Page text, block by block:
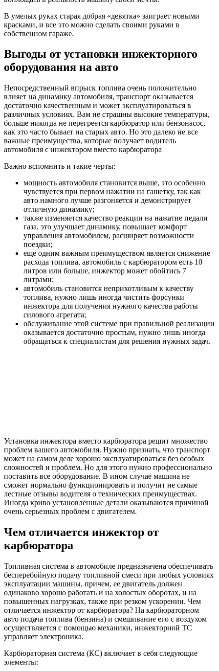
В умелых руках старая добрая «девятка» заиграет новыми
красками, и все это можно сделать своими руками в
собственном гараже.
Выгоды от установки инжекторного
оборудования на авто
Непосредственный впрыск топлива очень положительно
влияет на динамику автомобиля, транспорт оказывается
достаточно качественным и может эксплуатироваться в
различных условиях. Вам не страшны высокие температуры,
больше никогда не перегреется карбюратор или бензонасос,
как это часто бывает на старых авто. Но это далеко не все
важные преимущества, которые получает водитель
автомобиля с инжектором вместо карбюратора
Важно вспомнить и такие черты:
мощность автомобиля становится выше, это особенно
чувствуется при первом нажатии на гашетку, так как
авто намного лучше разгоняется и демонстрирует
отличную динамику;
также изменяется качество реакции на нажатие педали
газа, это улучшает динамику, повышает комфорт
управления автомобилем, расширяет возможности
поездки;
еще одним важным преимуществом является снижение
расхода топлива, автомобиль с карбюратором есть 10
литров или больше, инжектор может обойтись 7
литрами;
автомобиль становится неприхотливым к качеству
топлива, нужно лишь иногда чистить форсунки
инжектора для получения нужного качества работы
силового агрегата;
обслуживание этой системе при правильной реализации
оказывается достаточно простым, нужно лишь иногда
обращаться к специалистам для решения нужных задач.
Установка инжектора вместо карбюратора решит множество
проблем вашего автомобиля. Нужно признать, что транспорт
может на самом деле хорошо эксплуатироваться без особых
сложностей и проблем. Но для этого нужно профессионально
поставить все оборудование. В ином случае машина не
сможет нормально функционировать и получит не самые
лестные отзывы водителя о технических преимуществах.
Иногда криво установленные детали оказываются причиной
очень серьезных проблем с двигателем.
Чем отличается инжектор от
карбюратора
Топливная система в автомобиле предназначена обеспечивать
бесперебойную подачу топливной смеси при любых условиях
эксплуатации машины, причем, ее двигатель должен
одинаково хорошо работать и на холостых оборотах, и на
повышенных нагрузках, также при резком ускорении. Чем
отличается инжектор от карбюратора? На карбюраторном
авто подача топлива (бензина) и смешивание его с воздухом
осуществляется с помощью механики, инжекторной ТС
управляет электроника.
Карбюраторная система (КС) включает в себя следующие
элементы: